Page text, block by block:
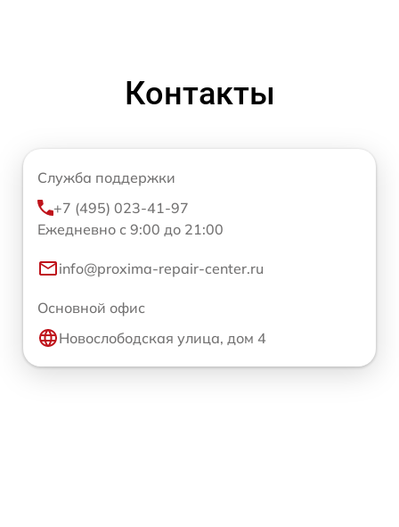
Контакты
Служба поддержки
+7 (495) 023-41-97
Ежедневно с 9:00 до 21:00
info@proxima-repair-center.ru
Основной офис
Новослободская улица, дом 4